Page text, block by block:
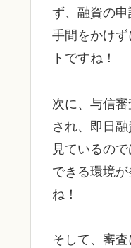
ず、融資の
手間をかけ
トですね！
次に、与信
され、即日
見ているの
できる環境
ね！
そして、審